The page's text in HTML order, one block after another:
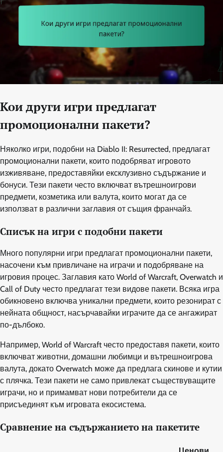
Кои други игри предлагат
промоционални пакети?
Няколко игри, подобни на Diablo II: Resurrected, предлагат
промоционални пакети, които подобряват игровото
изживяване, предоставяйки ексклузивно съдържание и
бонуси. Тези пакети често включват вътрешноигрови
предмети, козметика или валута, които могат да се
използват в различни заглавия от същия франчайз.
Списък на игри с подобни пакети
Много популярни игри предлагат промоционални пакети,
насочени към привличане на играчи и подобряване на
игровия процес. Заглавия като World of Warcraft, Overwatch и
Call of Duty често предлагат тези видове пакети. Всяка игра
обикновено включва уникални предмети, които резонират с
нейната общност, насърчавайки играчите да се ангажират
по-дълбоко.
Например, World of Warcraft често предоставя пакети, които
включват животни, домашни любимци и вътрешноигрова
валута, докато Overwatch може да предлага скинове и кутии
с плячка. Тези пакети не само привлекат съществуващите
играчи, но и примамват нови потребители да се
присъединят към игровата екосистема.
Сравнение на съдържанието на пакетите